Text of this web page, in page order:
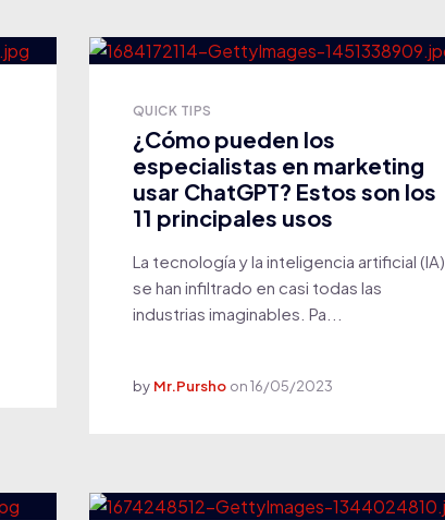
QUICK TIPS
¿Cómo pueden los
especialistas en marketing
usar ChatGPT? Estos son los
11 principales usos
La tecnología y la inteligencia artificial (IA)
se han infiltrado en casi todas las
industrias imaginables. Pa...
by Mr.Pursho on16/05/2023